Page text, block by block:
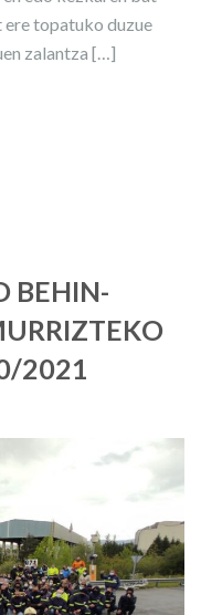
ere topatuko duzue
zalantza […]
BEHIN-
2021